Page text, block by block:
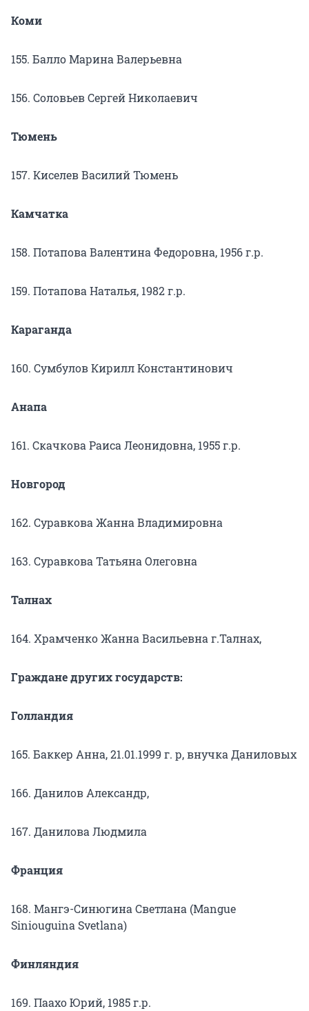
Коми
155. Балло Марина Валерьевна
156. Соловьев Сергей Николаевич
Тюмень
157. Киселев Василий Тюмень
Камчатка
158. Потапова Валентина Федоровна, 1956 г.р.
159. Потапова Наталья, 1982 г.р.
Караганда
160. Сумбулов Кирилл Константинович
Анапа
161. Скачкова Раиса Леонидовна, 1955 г.р.
Новгород
162. Суравкова Жанна Владимировна
163. Суравкова Татьяна Олеговна
Талнах
164. Храмченко Жанна Васильевна г.Талнах,
Граждане других государств:
Голландия
165. Баккер Анна, 21.01.1999 г. р, внучка Даниловых
166. Данилов Александр,
167. Данилова Людмила
Франция
168. Мангэ-Синюгина Светлана (Mangue
Siniouguina Svetlana)
Финляндия
169. Паахо Юрий, 1985 г.р.